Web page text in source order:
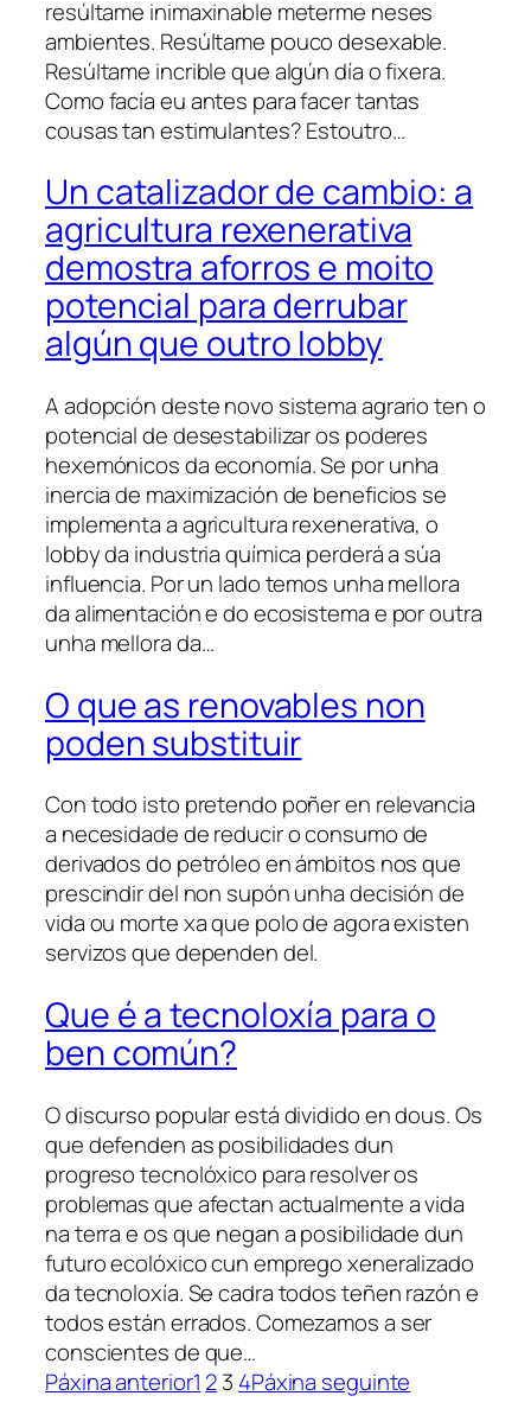
resúltame inimaxinable meterme neses
ambientes. Resúltame pouco desexable.
Resúltame incrible que algún día o fixera.
Como facía eu antes para facer tantas
cousas tan estimulantes? Estoutro…
Un catalizador de cambio: a
agricultura rexenerativa
demostra aforros e moito
potencial para derrubar
algún que outro lobby
A adopción deste novo sistema agrario ten o
potencial de desestabilizar os poderes
hexemónicos da economía. Se por unha
inercia de maximización de beneficios se
implementa a agricultura rexenerativa, o
lobby da industria química perderá a súa
influencia. Por un lado temos unha mellora
da alimentación e do ecosistema e por outra
unha mellora da…
O que as renovables non
poden substituir
Con todo isto pretendo poñer en relevancia
a necesidade de reducir o consumo de
derivados do petróleo en ámbitos nos que
prescindir del non supón unha decisión de
vida ou morte xa que polo de agora existen
servizos que dependen del.
Que é a tecnoloxía para o
ben común?
O discurso popular está dividido en dous. Os
que defenden as posibilidades dun
progreso tecnolóxico para resolver os
problemas que afectan actualmente a vida
na terra e os que negan a posibilidade dun
futuro ecolóxico cun emprego xeneralizado
da tecnoloxía. Se cadra todos teñen razón e
todos están errados. Comezamos a ser
conscientes de que…
Páxina anterior1 23 4Páxina seguinte